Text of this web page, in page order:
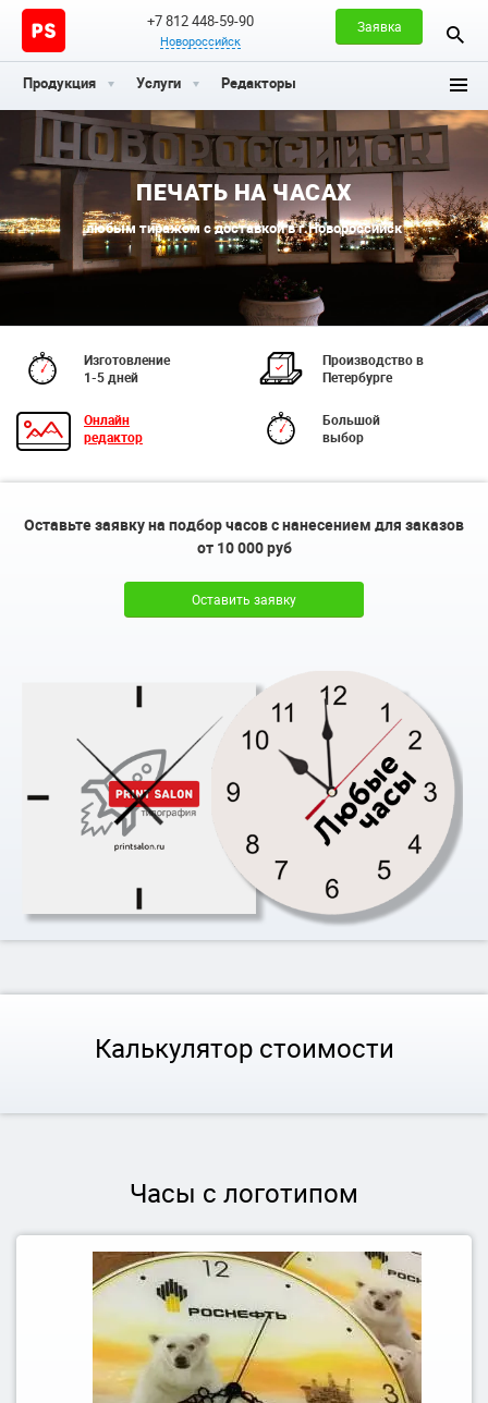
+7 812 448-59-90
Новороссийск
Заявка
Продукция Услуги Редакторы
ПЕЧАТЬ НА ЧАСАХ
любым тиражом с доставкой в г.Новороссийск
Изготовление
1-5 дней
Производство в
Петербурге
Онлайн
редактор
Большой
выбор
Оставьте заявку на подбор часов с нанесением для заказов
от 10 000 руб
Оставить заявку
Калькулятор стоимости
Часы с логотипом